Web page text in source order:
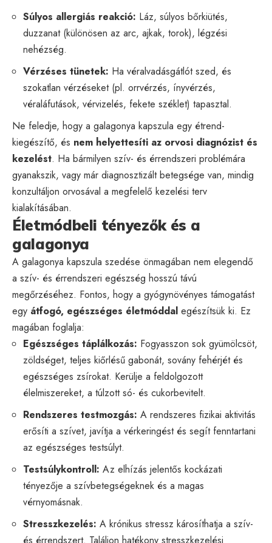
Súlyos allergiás reakció: Láz, súlyos bőrkiütés,
duzzanat (különösen az arc, ajkak, torok), légzési
nehézség.
Vérzéses tünetek: Ha véralvadásgátlót szed, és
szokatlan vérzéseket (pl. orrvérzés, ínyvérzés,
véraláfutások, vérvizelés, fekete széklet) tapasztal.
Ne feledje, hogy a galagonya kapszula egy étrend-
kiegészítő, és nem helyettesíti az orvosi diagnózist és
kezelést. Ha bármilyen szív- és érrendszeri problémára
gyanakszik, vagy már diagnosztizált betegsége van, mindig
konzultáljon orvosával a megfelelő kezelési terv
kialakításában.
Életmódbeli tényezők és a
galagonya
A galagonya kapszula szedése önmagában nem elegendő
a szív- és érrendszeri egészség hosszú távú
megőrzéséhez. Fontos, hogy a gyógynövényes támogatást
egy átfogó, egészséges életmóddal egészítsük ki. Ez
magában foglalja:
Egészséges táplálkozás: Fogyasszon sok gyümölcsöt,
zöldséget, teljes kiőrlésű gabonát, sovány fehérjét és
egészséges zsírokat. Kerülje a feldolgozott
élelmiszereket, a túlzott só- és cukorbevitelt.
Rendszeres testmozgás: A rendszeres fizikai aktivitás
erősíti a szívet, javítja a vérkeringést és segít fenntartani
az egészséges testsúlyt.
Testsúlykontroll: Az elhízás jelentős kockázati
tényezője a szívbetegségeknek és a magas
vérnyomásnak.
Stresszkezelés: A krónikus stressz károsíthatja a szív-
és érrendszert. Találjon hatékony stresszkezelési